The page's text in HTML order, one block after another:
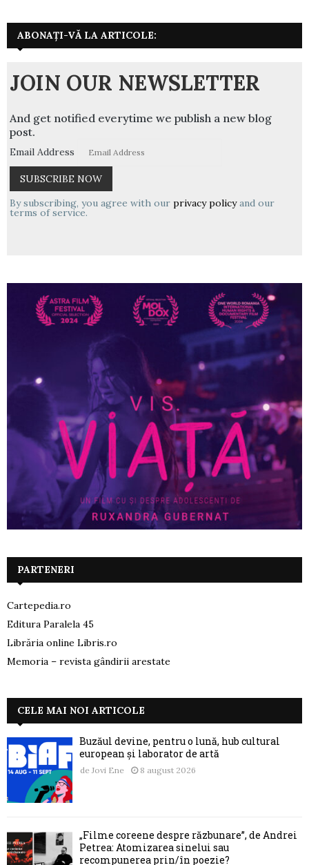
ABONAȚI-VĂ LA ARTICOLE:
JOIN OUR NEWSLETTER
And get notified everytime we publish a new blog
post.
Email Address
By subscribing, you agree with our privacy policyand our
terms of service.
PARTENERI
Cartepedia.ro
Editura Paralela 45
Librăria online Libris.ro
Memoria – revista gândirii arestate
CELE MAI NOI ARTICOLE
Buzăul devine, pentru o lună, hub cultural
european și laborator de artă
de Jovi Ene 8 august 2026
„Filme coreene despre răzbunare”, de Andrei
Petrea: Atomizarea sinelui sau
recompunerea prin/în poezie?